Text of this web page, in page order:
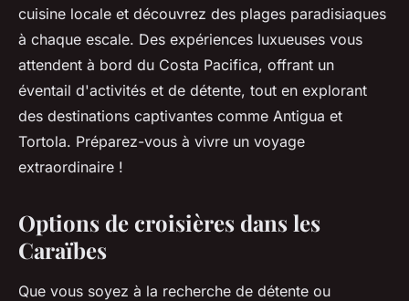
cuisine locale et découvrez des plages paradisiaques
à chaque escale. Des expériences luxueuses vous
attendent à bord du Costa Pacifica, offrant un
éventail d'activités et de détente, tout en explorant
des destinations captivantes comme Antigua et
Tortola. Préparez-vous à vivre un voyage
extraordinaire !
Options de croisières dans les
Caraïbes
Que vous soyez à la recherche de détente ou